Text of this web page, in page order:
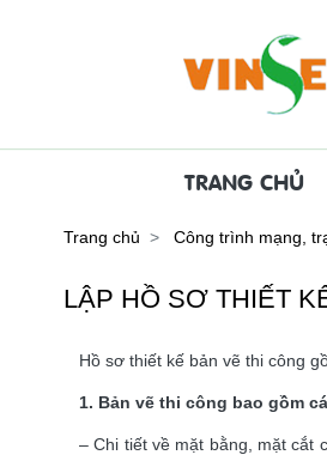
TRANG CHỦ
Trang chủ Công trình mạng,
LẬP HỒ SƠ THIẾT
Hồ sơ thiết kế bản vẽ thi công
1. Bản vẽ thi công bao gồm
– Chi tiết về mặt bằng, mặt cắt